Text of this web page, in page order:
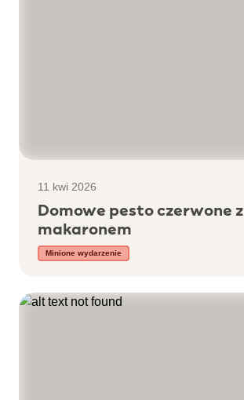
11 kwi 2026
Domowe pesto czerwone z
makaronem
Minione wydarzenie